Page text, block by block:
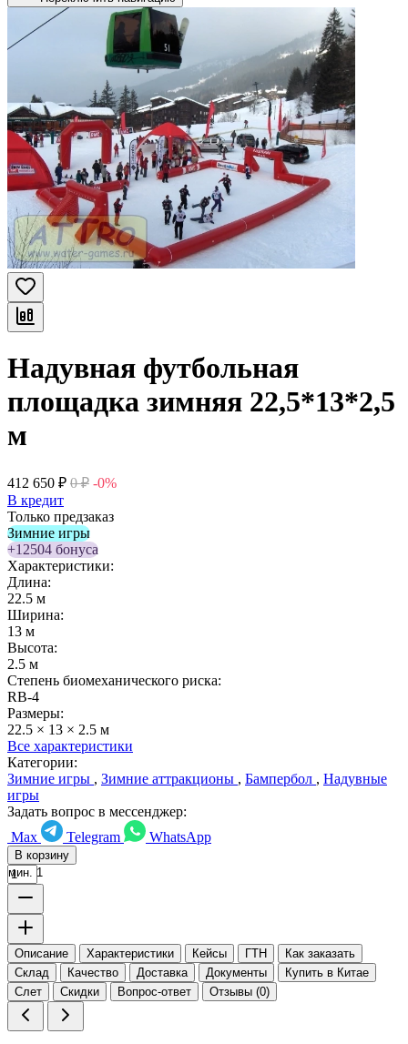
Надувная футбольная
площадка зимняя 22,5*13*2,5
м
412 650 ₽ 0 ₽ -0%
В кредит
Только предзаказ
Зимние игры
+12504 бонуса
Характеристики:
Длина:
22.5 м
Ширина:
13 м
Высота:
2.5 м
Степень биомеханического риска:
RB-4
Размеры:
22.5 × 13 × 2.5 м
Все характеристики
Категории:
Зимние игры , Зимние аттракционы , Бампербол , Надувные
игры
Задать вопрос в мессенджер:
Max
Telegram WhatsApp
В корзину
мин. 1
Описание Характеристики Кейсы ГТН
Как заказать
Склад
Качество Доставка Документы
Купить в Китае
Слет
Скидки Вопрос-ответ Отзывы (0)